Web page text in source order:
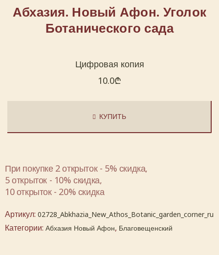
Абхазия. Новый Афон. Уголок
Ботанического сада
Цифровая копия
10.0₾
КУПИТЬ
При покупке 2 открыток - 5% скидка,
5 открыток - 10% скидка,
10 открыток - 20% скидка
Артикул: 02728_Abkhazia_New_Athos_Botanic_garden_corner_ru
Категории: Абхазия Новый Афон, Благовещенский